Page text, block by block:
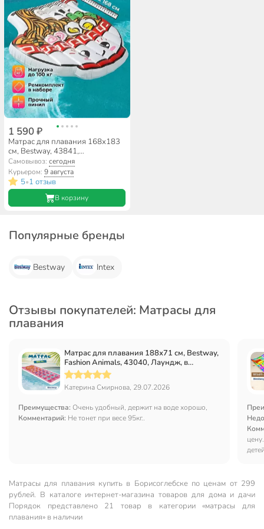
1 590 ₽
Матрас для плавания 168х183
см, Bestway, 43841,
ремкомплект
Самовывоз:сегодня
Курьером:9 августа
5•1 отзыв
В корзину
Популярные бренды
Bestway Intex
Отзывы покупателей: Матрасы для
плавания
Матрас для плавания 188х71 см, Bestway,
Fashion Animals, 43040, Лаундж, в
ассортименте
Катерина Смирнова, 29.07.2026
Преимущества: Очень удобный, держит на воде хорошо,
Комментарий: Не тонет при весе 95кг..
Матрасы для плавания купить в Борисоглебске по ценам от 299
рублей. В каталоге интернет-магазина товаров для дома и дачи
Порядок представлено 21 товар в категории «матрасы для
плавания» в наличии